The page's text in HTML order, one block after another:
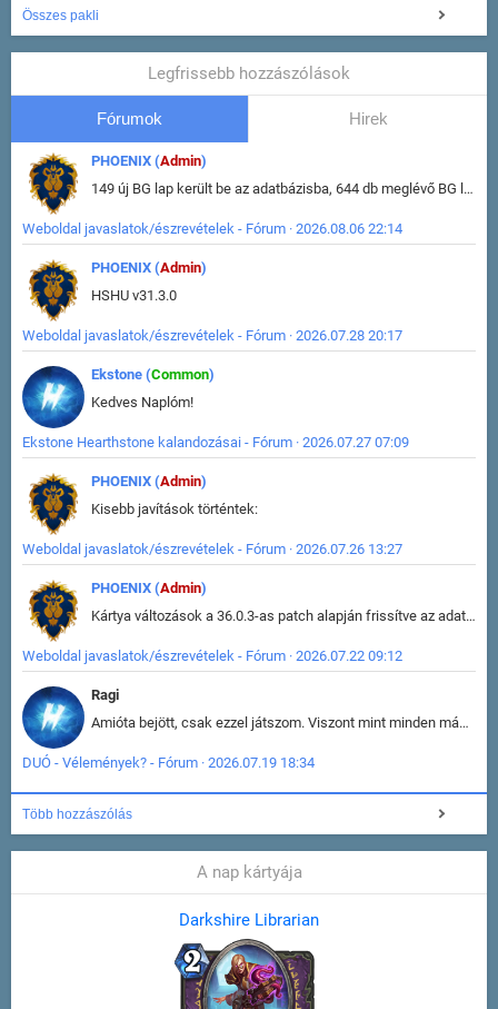
Összes pakli
Legfrissebb hozzászólások
Fórumok Hirek
PHOENIX (Admin)
149 új BG lap került be az adatbázisba, 644 db meglévő BG lap módosult, bekerültek az új képek a megváltozott lapokhoz is.
Weboldal javaslatok/észrevételek - Fórum · 2026.08.06 22:14
PHOENIX (Admin)
HSHU v31.3.0
Weboldal javaslatok/észrevételek - Fórum · 2026.07.28 20:17
Ekstone (Common)
Kedves Naplóm!
Ekstone Hearthstone kalandozásai - Fórum · 2026.07.27 07:09
PHOENIX (Admin)
Kisebb javítások történtek:
Weboldal javaslatok/észrevételek - Fórum · 2026.07.26 13:27
PHOENIX (Admin)
Kártya változások a 36.0.3-as patch alapján frissítve az adatbázisban (képek is cserélve).
Weboldal javaslatok/észrevételek - Fórum · 2026.07.22 09:12
Ragi
Amióta bejött, csak ezzel játszom. Viszont mint minden más - akár az alapjáték is, ez is baromira összetett lett. Néha már pár kör után is esélytelen az egész. Vagy irreállisan túltápol valaki, vagy lelép a partner, vagy csak hülye mint a segg. És amikor eljönne az én időm, na akkor jön el mindenki másé is. Engem jobban érdekelne, hogy ki milyen ratingen szokott játszani. Na ez lenne egy érdekes adat.
DUÓ - Vélemények? - Fórum · 2026.07.19 18:34
Több hozzászólás
A nap kártyája
Darkshire Librarian